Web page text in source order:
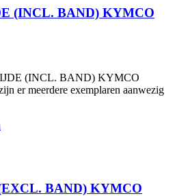
(INCL. BAND) KYMCO
(INCL. BAND) KYMCO
er meerdere exemplaren aanwezig
BAND) KYMCO